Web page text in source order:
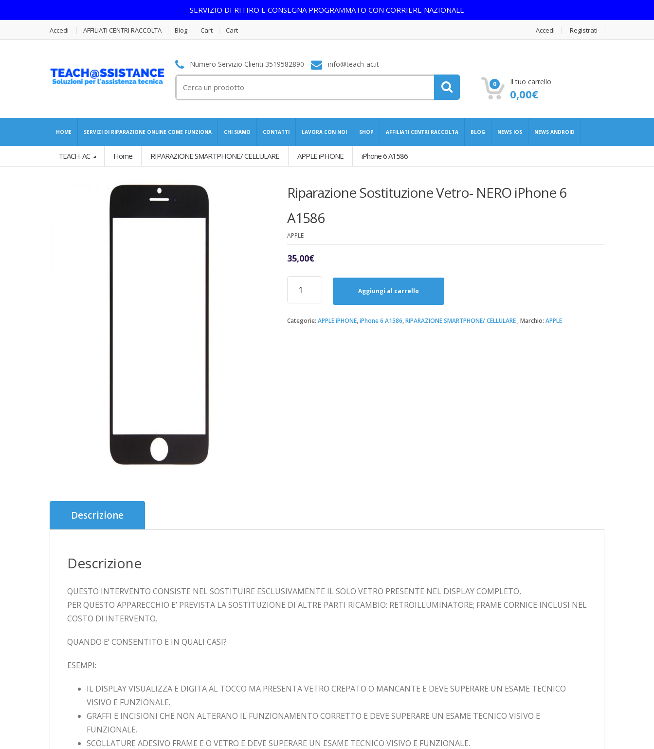
SERVIZIO DI RITIRO E CONSEGNA PROGRAMMATO CON CORRIERE NAZIONALE
Accedi AFFILIATI CENTRI RACCOLTA Blog Cart Cart Accedi Registrati
Numero Servizio Clienti 3519582890 info@teach-ac.it
per:
0 Il tuo carrello
0,00€
HOME SERVIZI DI RIPARAZIONE ONLINE COME FUNZIONA CHI SIAMO CONTATTI LAVORA CON NOI SHOP AFFILIATI CENTRI RACCOLTA BLOG NEWS IOS NEWS ANDROID
TEACH-AC Home RIPARAZIONE SMARTPHONE/ CELLULARE APPLE iPHONE iPhone 6 A1586
Riparazione Sostituzione Vetro- NERO iPhone 6
A1586
APPLE
35,00€
Riparazione
Sostituzione
Vetro-
iPhone
Aggiungi al carrello
Categorie: APPLE iPHONE,iPhone 6 A1586,RIPARAZIONE SMARTPHONE/ CELLULARE Marchio: APPLE
Descrizione
Descrizione
QUESTO INTERVENTO CONSISTE NEL SOSTITUIRE ESCLUSIVAMENTE IL SOLO VETRO PRESENTE NEL DISPLAY COMPLETO,
PER QUESTO APPARECCHIO E’ PREVISTA LA SOSTITUZIONE DI ALTRE PARTI RICAMBIO: RETROILLUMINATORE; FRAME CORNICE INCLUSI NEL
COSTO DI INTERVENTO.
QUANDO E’ CONSENTITO E IN QUALI CASI?
ESEMPI:
IL DISPLAY VISUALIZZA E DIGITA AL TOCCO MA PRESENTA VETRO CREPATO O MANCANTE E DEVE SUPERARE UN ESAME TECNICO
VISIVO E FUNZIONALE.
GRAFFI E INCISIONI CHE NON ALTERANO IL FUNZIONAMENTO CORRETTO E DEVE SUPERARE UN ESAME TECNICO VISIVO E
FUNZIONALE.
SCOLLATURE ADESIVO FRAME E O VETRO E DEVE SUPERARE UN ESAME TECNICO VISIVO E FUNZIONALE.